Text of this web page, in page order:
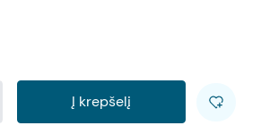
Į krepšelį